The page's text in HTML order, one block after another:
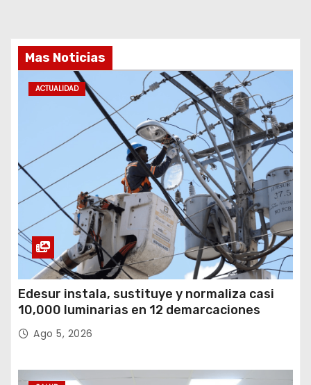
Mas Noticias
ACTUALIDAD
Edesur instala, sustituye y normaliza casi
10,000 luminarias en 12 demarcaciones
Ago 5, 2026